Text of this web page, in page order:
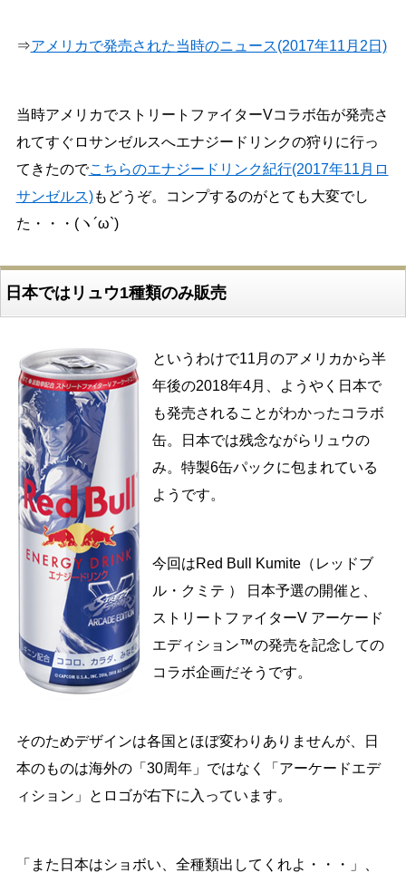
⇒アメリカで発売された当時のニュース(2017年11月2日)
当時アメリカでストリートファイターVコラボ缶が発売さ
れてすぐロサンゼルスへエナジードリンクの狩りに行っ
てきたのでこちらのエナジードリンク紀行(2017年11月ロ
サンゼルス)もどうぞ。コンプするのがとても大変でし
た・・・(ヽ´ω`)
日本ではリュウ1種類のみ販売
というわけで11月のアメリカから半
年後の2018年4月、ようやく日本で
も発売されることがわかったコラボ
缶。日本では残念ながらリュウの
み。特製6缶パックに包まれている
ようです。
今回はRed Bull Kumite（レッドブ
ル・クミテ ） 日本予選の開催と、
ストリートファイターV アーケード
エディション™の発売を記念しての
コラボ企画だそうです。
そのためデザインは各国とほぼ変わりありませんが、日
本のものは海外の「30周年」ではなく「アーケードエデ
ィション」とロゴが右下に入っています。
「また日本はショボい、全種類出してくれよ・・・」、